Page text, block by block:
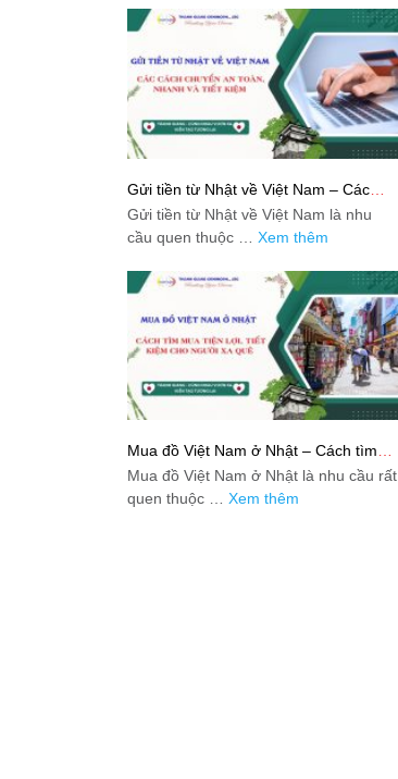
Gửi tiền từ Nhật về Việt Nam – Các
cách chuyển an toàn, nhanh và tiết
kiệm
Gửi tiền từ Nhật về Việt Nam là nhu
cầu quen thuộc … Xem thêm
Mua đồ Việt Nam ở Nhật – Cách tìm
mua tiện lợi, tiết kiệm cho người xa quê
Mua đồ Việt Nam ở Nhật là nhu cầu rất
quen thuộc … Xem thêm